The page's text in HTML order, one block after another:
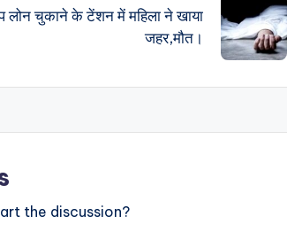
लोन चुकाने के टेंशन में महिला ने खाया
जहर,मौत।
the discussion?